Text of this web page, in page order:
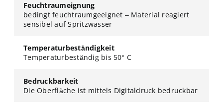
Feuchtraumeignung
bedingt feuchtraumgeeignet – Material reagiert
sensibel auf Spritzwasser
Temperaturbeständigkeit
Temperaturbeständig bis 50° C
Bedruckbarkeit
Die Oberfläche ist mittels Digitaldruck bedruckbar